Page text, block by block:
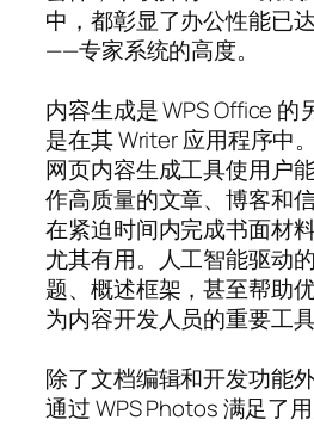
中，都彰显了办公性能已
——专家系统的高度。
内容生成是 WPS Office 的
是在其 Writer 应用程序中
网页内容生成工具使用户
作高质量的文章、博客和
在紧迫时间内完成书面材
尤其有用。人工智能驱动
题、概述框架，甚至帮助
为内容开发人员的重要工具
除了文档编辑和开发功能
通过 WPS Photos 满足了